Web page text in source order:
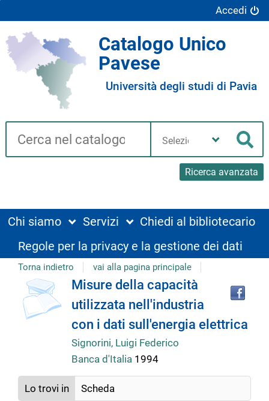
Accedi
Catalogo Unico
Pavese
Università degli studi di Pavia
Cerca su "Catalogo"
Ricerca avanzata
biblioteca
Chi siamo Servizi
Chiedi al bibliotecario
Regole per la privacy e la gestione dei dati
Torna indietro vai alla pagina principale
Dettaglio
del
documento
copertina
Misure della capacità
utilizzata nell'industria
con i dati sull'energia elettrica
Signorini, Luigi Federico
Banca d'Italia 1994
Lo trovi in Scheda